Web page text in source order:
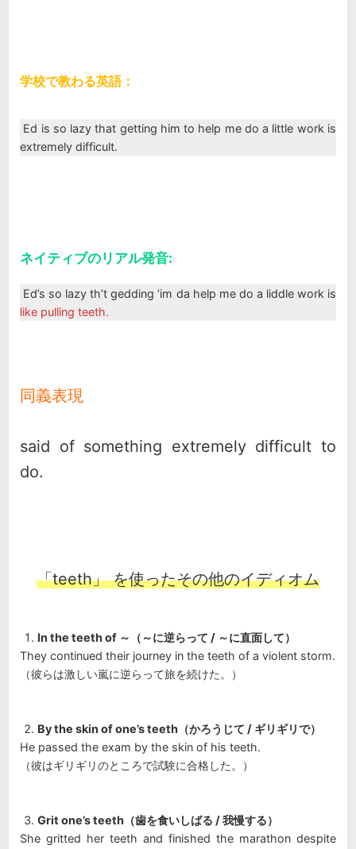
学校で教わる英語：
Ed is so lazy that getting him to help me do a little work is
extremely difficult.
ネイティブのリアル発音:
Ed’s so lazy th’t gedding ’im da help me do a liddle work is
like pulling teeth.
同義表現
said of something extremely difficult to
do.
「teeth」 を使ったその他のイディオム
In the teeth of ～（～に逆らって / ～に直面して）
They continued their journey in the teeth of a violent storm.
（彼らは激しい嵐に逆らって旅を続けた。）
By the skin of one’s teeth（かろうじて / ギリギリで）
He passed the exam by the skin of his teeth.
（彼はギリギリのところで試験に合格した。）
Grit one’s teeth（歯を食いしばる / 我慢する）
She gritted her teeth and finished the marathon despite